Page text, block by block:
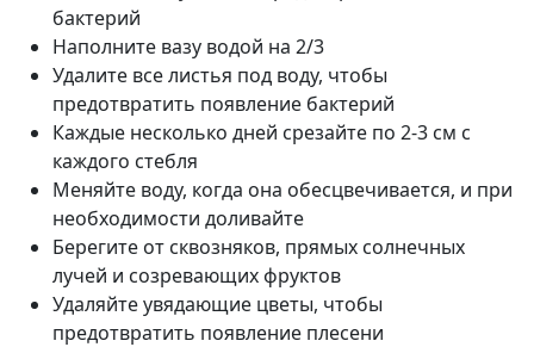
бактерий
Наполните вазу водой на 2/3
Удалите все листья под воду, чтобы
предотвратить появление бактерий
Каждые несколько дней срезайте по 2-3 см с
каждого стебля
Меняйте воду, когда она обесцвечивается, и при
необходимости доливайте
Берегите от сквозняков, прямых солнечных
лучей и созревающих фруктов
Удаляйте увядающие цветы, чтобы
предотвратить появление плесени